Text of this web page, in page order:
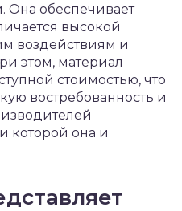
Она обеспечивает
высокой
воздействиям и
этом, материал
стоимостью, что
востребованность и
которой она и